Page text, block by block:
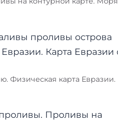
Физическая карта Евразии.